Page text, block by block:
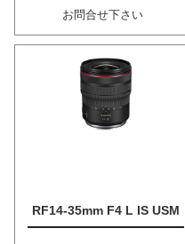
お問合せ下さい
RF14-35mm F4 L IS USM